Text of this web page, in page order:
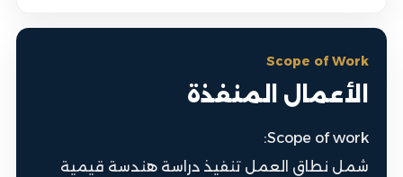
Scope of Work
الأعمال المنفذة
Scope of work:
شمل نطاق العمل تنفيذ دراسة هندسة قيمية